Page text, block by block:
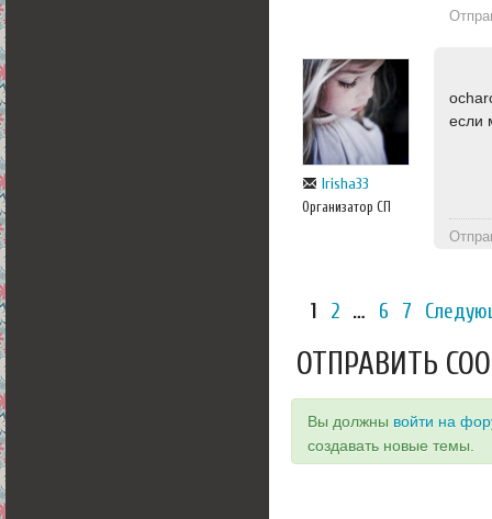
Irisha33
Организатор СП
если
1 2 … 6 7
ОТПРАВИТЬ
Вы должны войти на
создавать новые темы.